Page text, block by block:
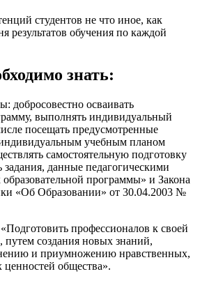
студентов не что иное, как
результатов обучения по каждой
знать:
добросовестно осваивать
выполнять индивидуальный
посещать предусмотренные
учебным планом
самостоятельную подготовку
задания, данные педагогическими
программы» и Закона
«Об Образовании» от 30.04.2003 №
профессионалов к своей
путем создания новых знаний,
и приумножению нравственных,
общества».